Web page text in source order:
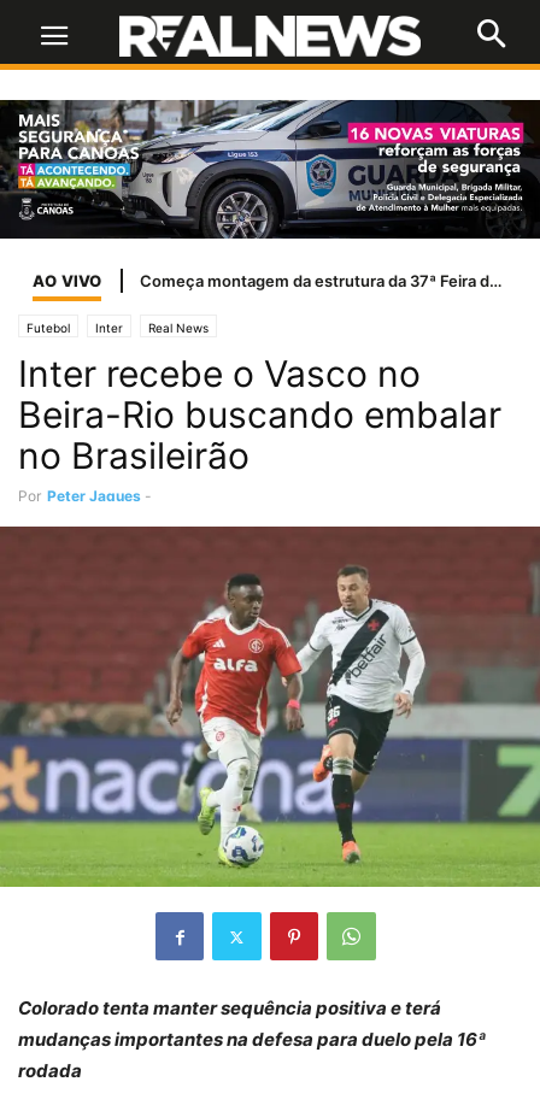
AO VIVO Começa montagem da estrutura da 37ª Feira do Livro de Dois Irmãos
Futebol Inter Real News
Inter recebe o Vasco no
Beira-Rio buscando embalar
no Brasileirão
Por Peter Jaques -
Colorado tenta manter sequência positiva e terá
mudanças importantes na defesa para duelo pela 16ª
rodada